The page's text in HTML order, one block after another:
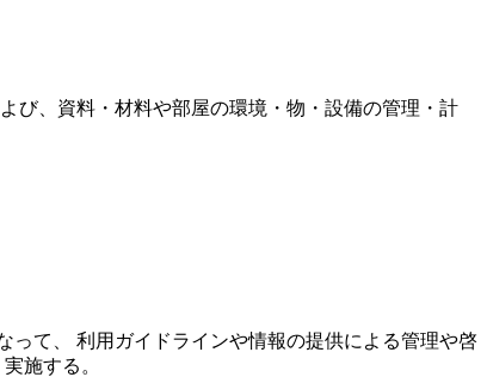
び、資料・材料や部屋の環境・物・設備の管理・計
て、 利用ガイドラインや情報の提供による管理や啓
施する。